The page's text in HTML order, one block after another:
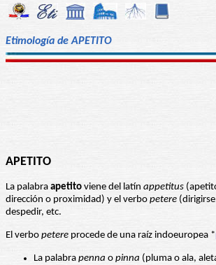
Etimología de APETITO
APETITO
La palabra apetito viene del latín appetitus
dirección o proximidad) y el verbo petere
despedir, etc.
El verbo petere procede de una raíz indoeuropea *
La palabra penna o pinna (pluma o ala,